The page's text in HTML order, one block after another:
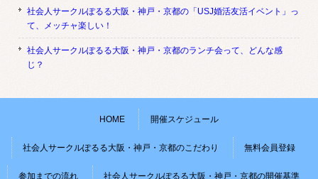
社会人サークルぽるる大阪・神戸・京都の「USJ婚活友活イベント」っ
て、メッチャ楽しい！
社会人サークルぽるる大阪・神戸・京都のランチ会って、どんな感
じ？
HOME 開催スケジュール
社会人サークルぽるる大阪・神戸・京都のこだわり 無料会員登録
参加までの流れ 社会人サークルぽるる大阪・神戸・京都の開催基準